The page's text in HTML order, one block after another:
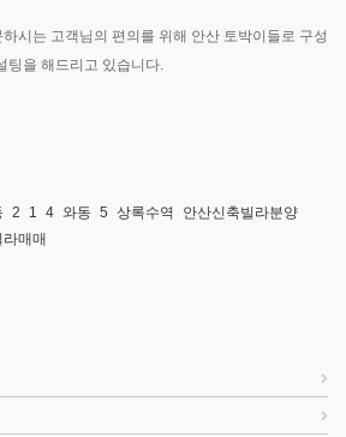
시는 고객님의 편의를 위해 안산 토박이들로 구성
팅을 해드리고 있습니다.
2 1 4 와동 5 상록수역
안산신축빌라분양
매매